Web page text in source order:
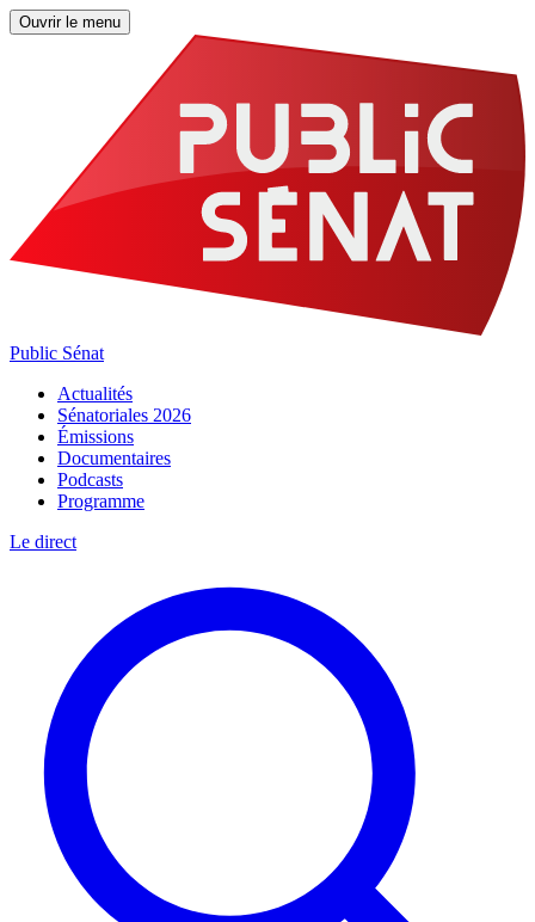
Ouvrir le menu
Public Sénat
Actualités
Sénatoriales 2026
Émissions
Documentaires
Podcasts
Programme
Le direct